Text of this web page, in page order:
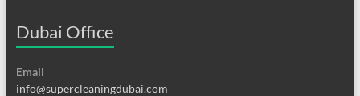
Dubai Office
Email
info@supercleaningdubai.com